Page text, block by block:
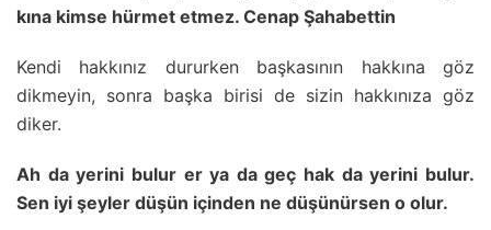
kına kimse hürmet etmez. Cenap Şahabettin
Kendi hakkınız dururken başkasının hakkına göz
dikmeyin, sonra başka birisi de sizin hakkınıza göz
diker.
Ah da yerini bulur er ya da geç hak da yerini bulur.
Sen iyi şeyler düşün içinden ne düşünürsen o olur.